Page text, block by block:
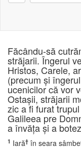
Făcându-să
străjarii. Îngerul
Hristos, Carele,
(precum şi
ucenicilor că vor
Ostaşii, străjarii
zic a fi furat
Galileea pre
a învăţa şi a
1 Iară† în seara